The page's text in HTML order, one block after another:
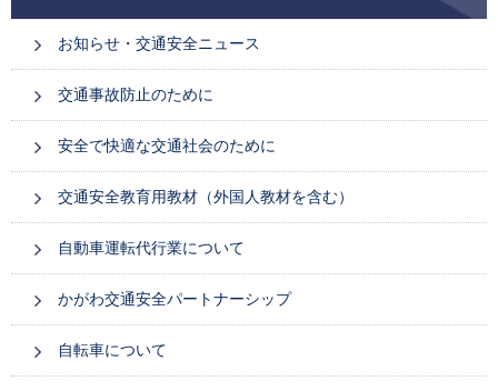
お知らせ・交通安全ニュース
交通事故防止のために
安全で快適な交通社会のために
交通安全教育用教材（外国人教材を含む）
自動車運転代行業について
かがわ交通安全パートナーシップ
自転車について